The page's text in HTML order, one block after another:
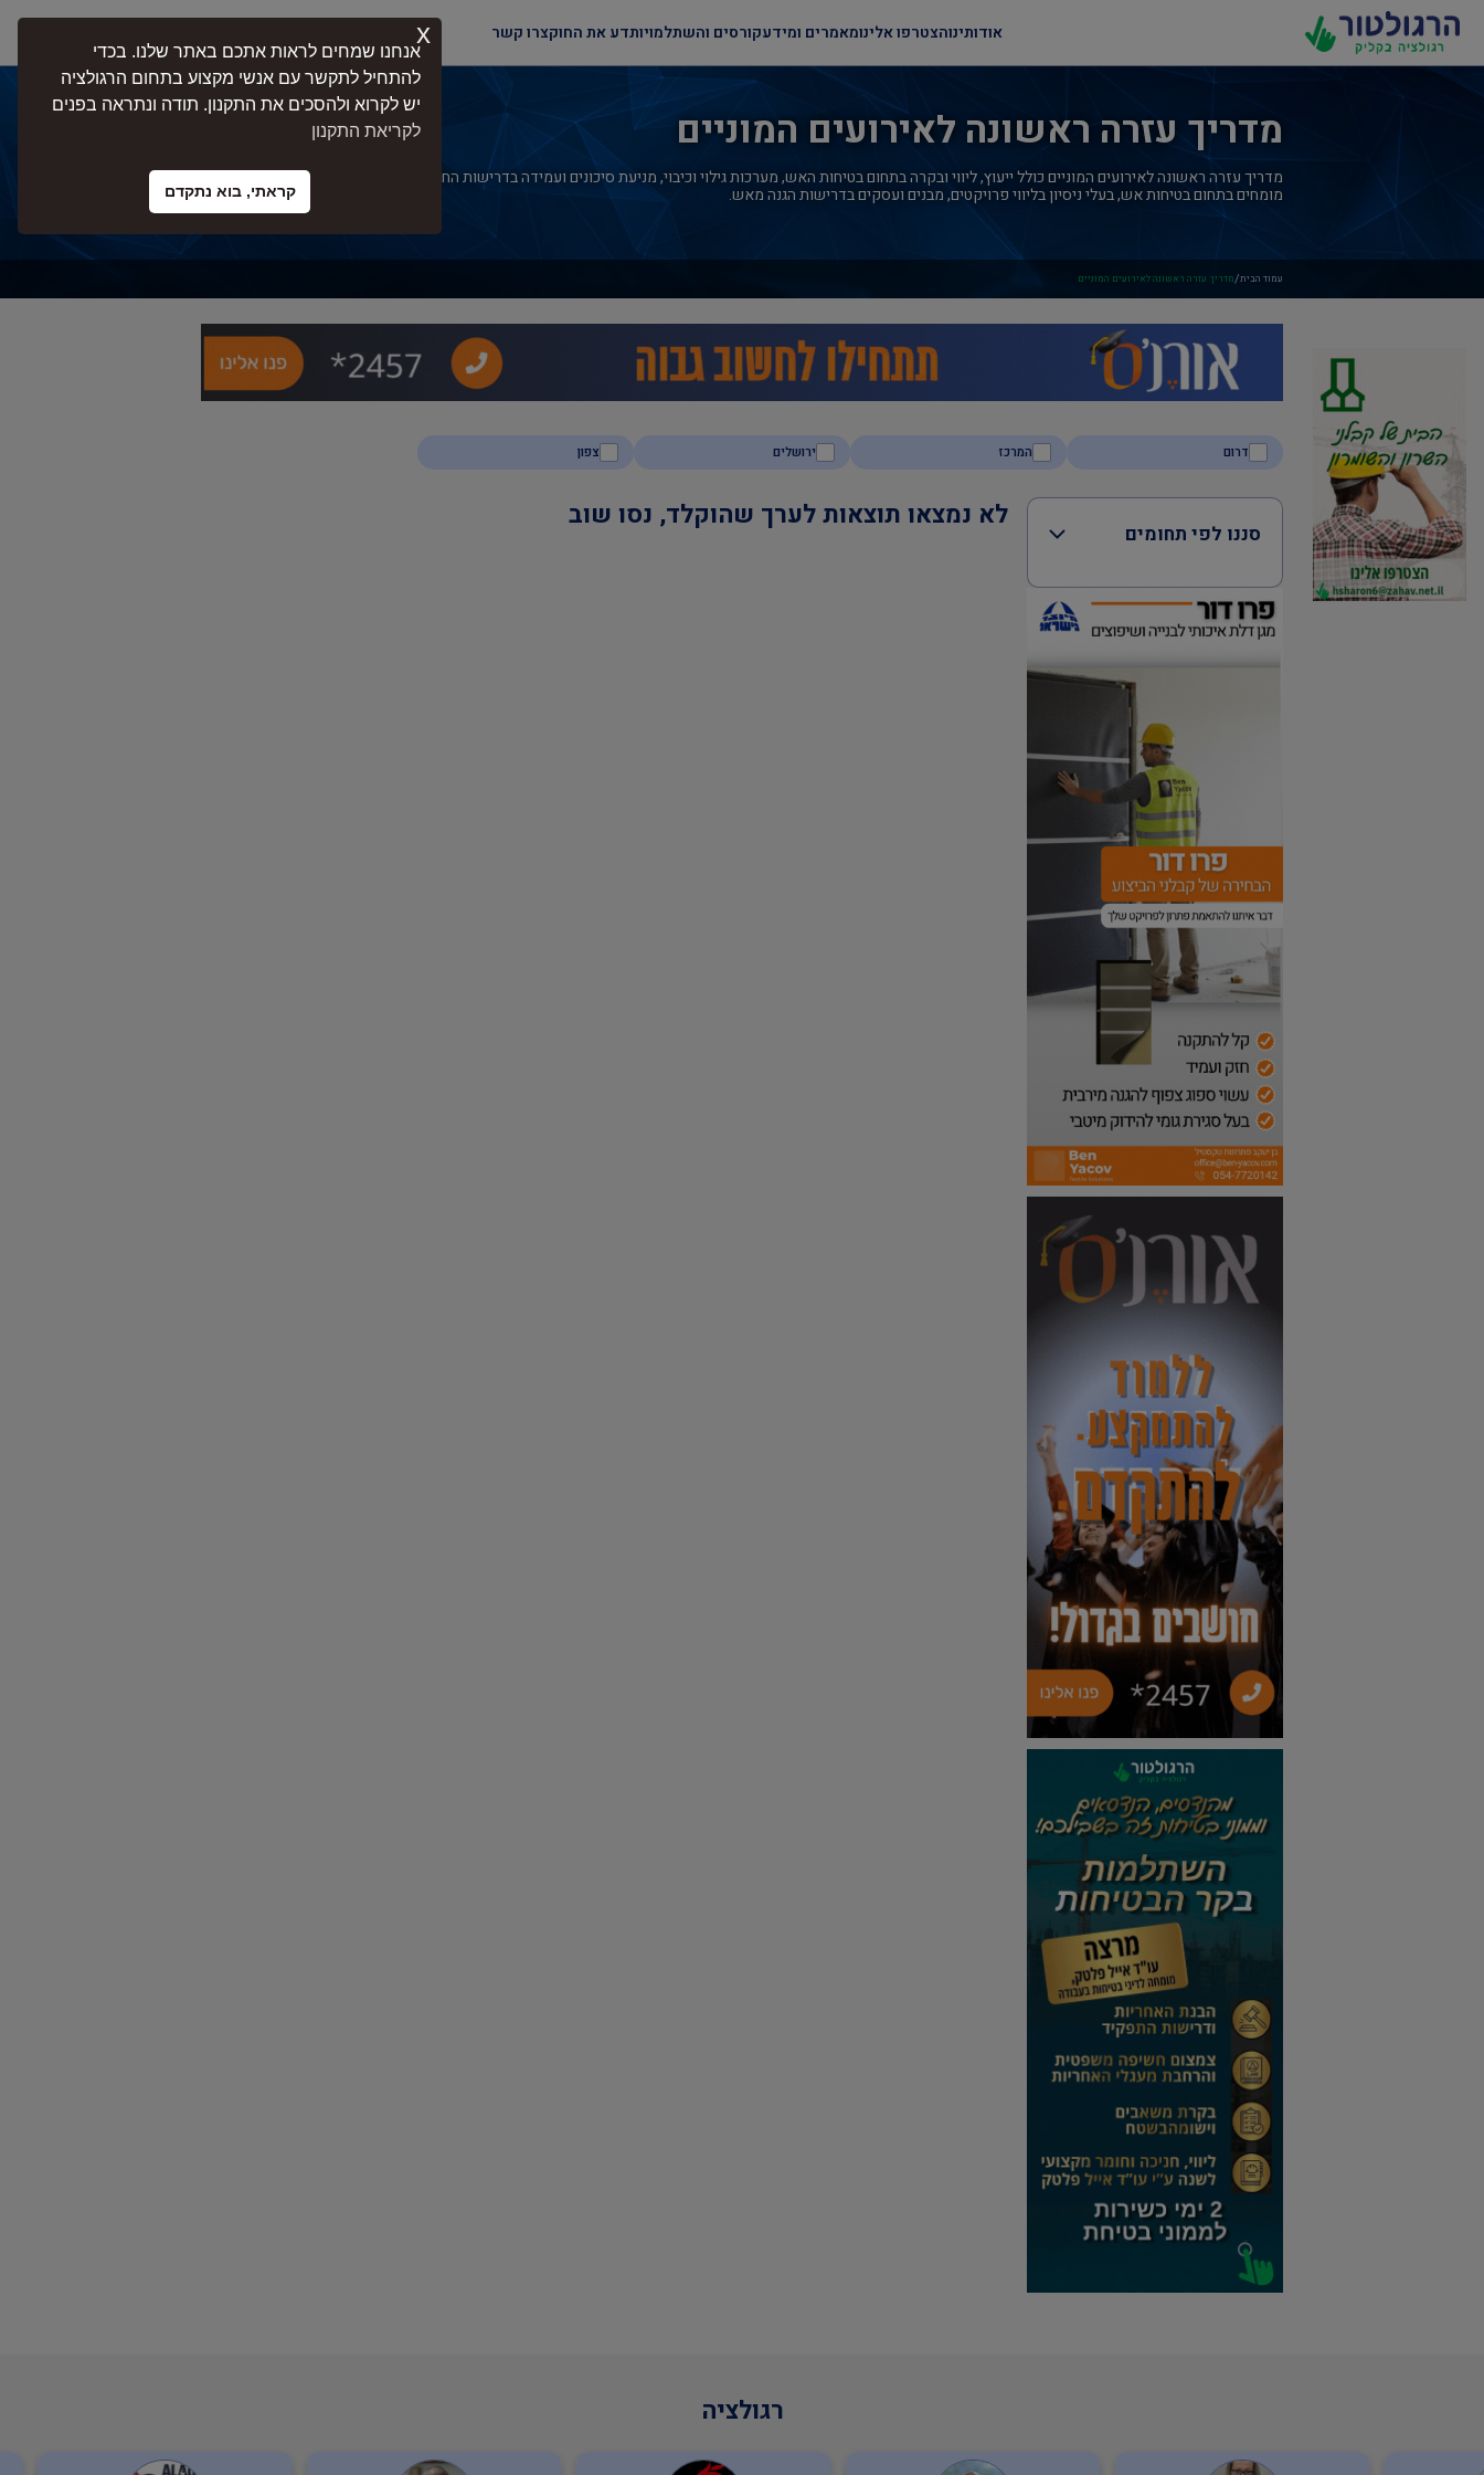
אודותינוהצטרפו אלינומאמרים ומידעקורסים והשתלמויותדע את החוקצרו קשר
מדריך עזרה ראשונה לאירועים המוניים
מדריך עזרה ראשונה לאירועים המוניים כולל ייעוץ, ליווי ובקרה בתחום בטיחות האש, מערכות גילוי וכיבוי, מניעת סיכונים ועמידה בדרישות החוק והרגולציה. בעמוד זה תוכלו למצוא
מומחים בתחום בטיחות אש, בעלי ניסיון בליווי פרויקטים, מבנים ועסקים בדרישות הגנה מאש.
עמוד הבית/מדריך עזרה ראשונה לאירועים המוניים
דרום המרכז ירושלים צפון
סננו לפי תחומים
לא נמצאו תוצאות לערך שהוקלד, נסו שוב
רגולציה
אנחנו שמחים לראות אתכם באתר שלנו. בכדי
להתחיל לתקשר עם אנשי מקצוע בתחום הרגולציה
יש לקרוא ולהסכים את התקנון. תודה ונתראה בפנים
לקריאת התקנון
קראתי, בוא נתקדם
x